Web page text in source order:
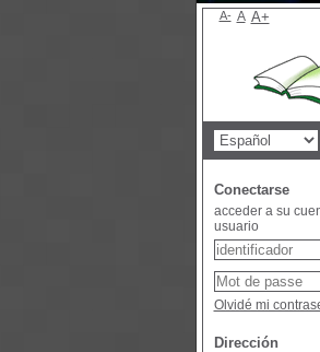
A- A A+
Conectarse
acceder a su
usuario
Olvidé mi
Dirección